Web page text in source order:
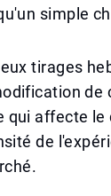
simple
tirages
de
qui affecte
de